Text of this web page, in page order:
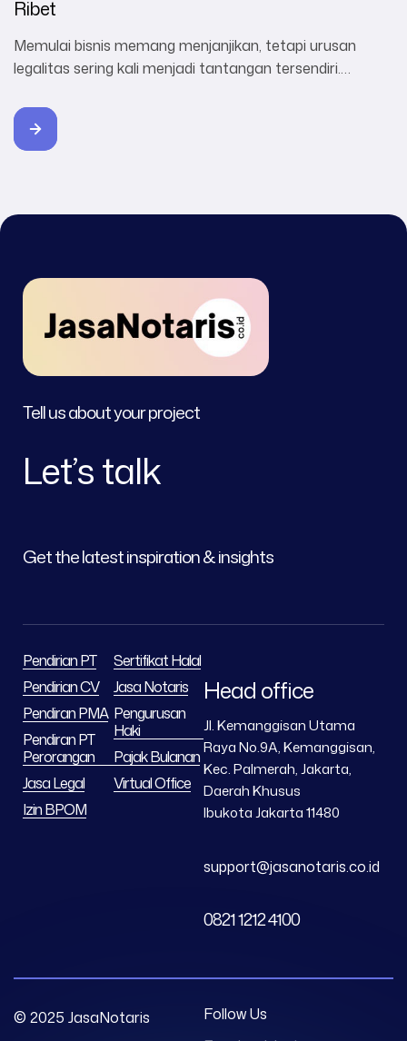
Ribet
Memulai bisnis memang menjanjikan, tetapi urusan
legalitas sering kali menjadi tantangan tersendiri.
yang rumit, dokumen yang berlapis, hingga regulasi yang
terus berubah. Inilah mengapa **jasa legalitas** hadir
Tell us about your project
Let’s talk
Get the latest inspiration & insights
Pendirian PT
Pendirian CV
Pendiran PMA
Pendiran PT
Perorangan
Jasa Legal
Izin BPOM
Sertifikat Halal
Jasa Notaris
Pengurusan
Haki
Pajak Bulanan
Virtual Office
Head office
Jl. Kemanggisan Utama
Raya No.9A, Kemanggisan,
Kec. Palmerah, Jakarta,
Daerah Khusus
Ibukota Jakarta 11480
support@jasanotaris.co.id
0821 1212 4100
© 2025 JasaNotaris
Follow Us